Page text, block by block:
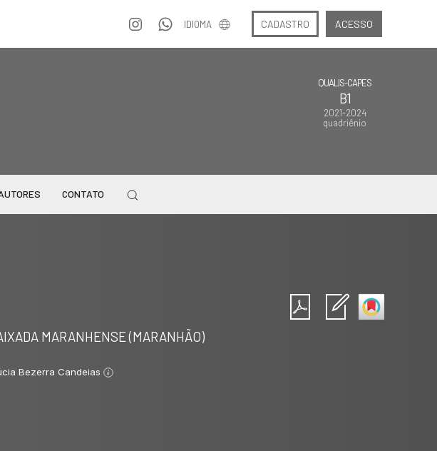
IDIOMA CADASTRO ACESSO
QUALIS-CAPES
B1
2021-2024
quadriênio
CONTATO
MARANHENSE (MARANHÃO)
Bezerra Candeias
0